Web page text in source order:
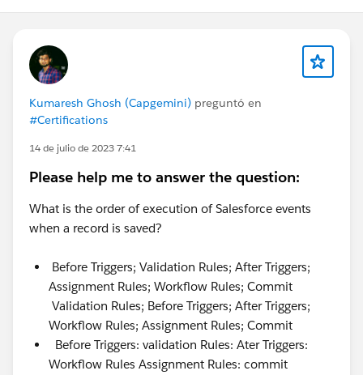
Kumaresh Ghosh (Capgemini) preguntó en
#Certifications
14 de julio de 2023 7:41
Please help me to answer the question:
What is the order of execution of Salesforce events
when a record is saved?
Before Triggers; Validation Rules; After Triggers;
Assignment Rules; Workflow Rules; Commit
Validation Rules; Before Triggers; After Triggers;
Workflow Rules; Assignment Rules; Commit
Before Triggers: validation Rules: Ater Triggers:
Workflow Rules Assignment Rules: commit